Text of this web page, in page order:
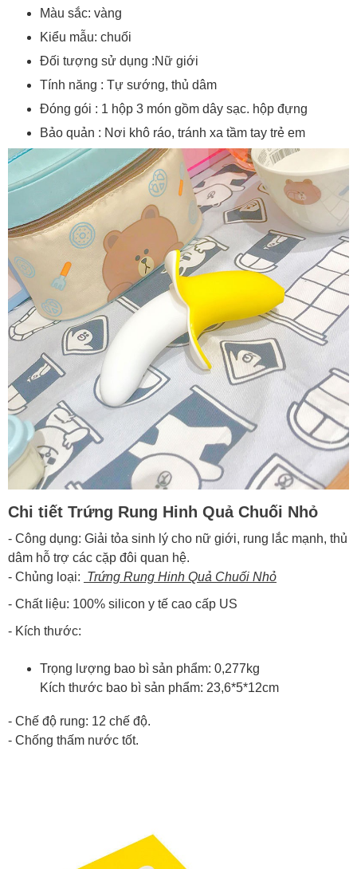
Màu sắc: vàng
Kiểu mẫu: chuối
Đối tượng sử dụng :Nữ giới
Tính năng : Tự sướng, thủ dâm
Đóng gói : 1 hộp 3 món gồm dây sạc. hộp đựng
Bảo quản : Nơi khô ráo, tránh xa tầm tay trẻ em
Chi tiết Trứng Rung Hinh Quả Chuối Nhỏ
- Công dụng: Giải tỏa sinh lý cho nữ giới, rung lắc mạnh, thủ
dâm hỗ trợ các cặp đôi quan hệ.
- Chủng loại: Trứng Rung Hinh Quả Chuối Nhỏ
- Chất liệu: 100% silicon y tế cao cấp US
- Kích thước:
Trọng lượng bao bì sản phẩm: 0,277kg
Kích thước bao bì sản phẩm: 23,6*5*12cm
- Chế độ rung: 12 chế độ.
- Chống thấm nước tốt.